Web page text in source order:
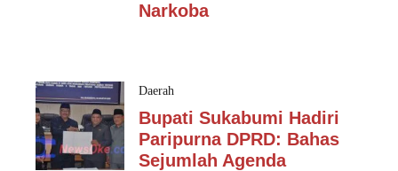
Narkoba
Daerah
Bupati Sukabumi Hadiri
Paripurna DPRD: Bahas
Sejumlah Agenda